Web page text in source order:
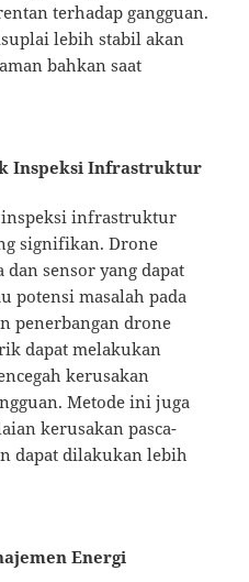
terhadap gangguan.
lebih stabil akan
bahkan saat
Inspeksi Infrastruktur
inspeksi infrastruktur
signifikan. Drone
sensor yang dapat
potensi masalah pada
penerbangan drone
dapat melakukan
kerusakan
Metode ini juga
kerusakan pasca-
dapat dilakukan lebih
Energi